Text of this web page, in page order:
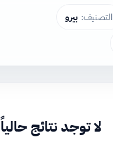
التصنيف: بيرو
لا توجد نتائج حالياً